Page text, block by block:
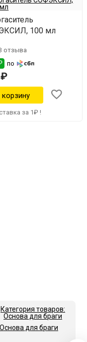
100 мл
отзыва
по
за 1₽ !
Основа для браги